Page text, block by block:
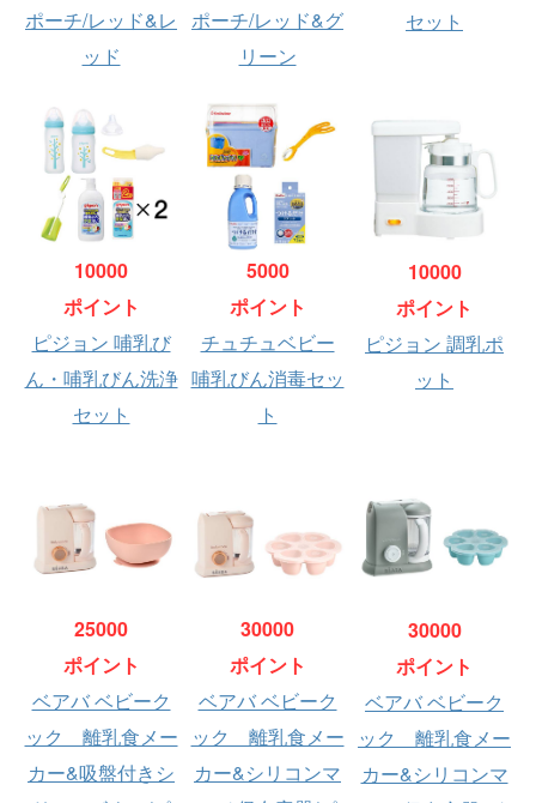
ポーチ/レッド&レ
ッド
ポーチ/レッド&グ
リーン
セット
10000
ポイント
ピジョン 哺乳び
ん・哺乳びん洗浄
セット
5000
ポイント
チュチュベビー
哺乳びん消毒セッ
ト
10000
ポイント
ピジョン 調乳ポ
ット
25000
ポイント
ベアバ ベビーク
ック 離乳食メー
カー&吸盤付きシ
30000
ポイント
ベアバ ベビーク
ック 離乳食メー
カー&シリコンマ
30000
ポイント
ベアバ ベビーク
ック 離乳食メー
カー&シリコンマ